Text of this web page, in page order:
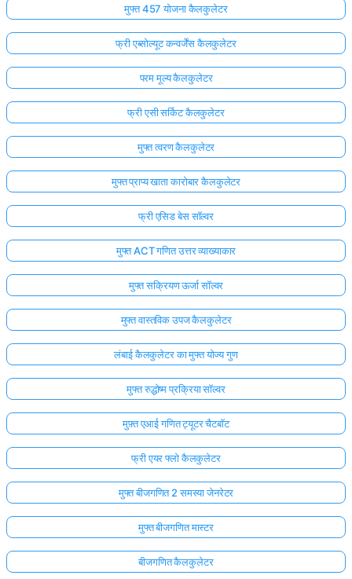
मुफ्त 457 योजना कैलकुलेटर
फ्री एब्सोल्यूट कन्वर्जेंस कैलकुलेटर
परम मूल्य कैलकुलेटर
फ्री एसी सर्किट कैलकुलेटर
मुफ्त त्वरण कैलकुलेटर
मुफ्त प्राप्य खाता कारोबार कैलकुलेटर
फ्री एसिड बेस सॉल्वर
मुफ्त ACT गणित उत्तर व्याख्याकार
मुफ्त सक्रियण ऊर्जा सॉल्वर
मुफ्त वास्तविक उपज कैलकुलेटर
लंबाई कैलकुलेटर का मुफ्त योज्य गुण
मुफ्त रुद्धोष्म प्रक्रिया सॉल्वर
मुफ़्त एआई गणित ट्यूटर चैटबॉट
फ्री एयर फ्लो कैलकुलेटर
मुफ्त बीजगणित 2 समस्या जेनरेटर
मुफ्त बीजगणित मास्टर
बीजगणित कैलकुलेटर